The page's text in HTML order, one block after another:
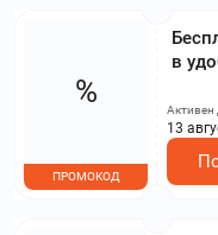
в
%
ПРОМОКОД
Активен
13